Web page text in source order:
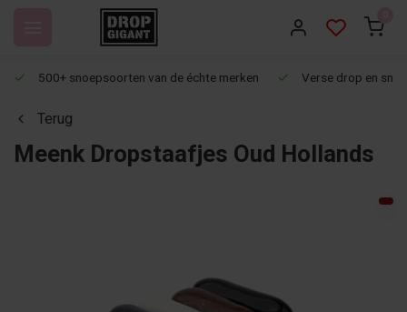
500+ snoepsoorten van de échte merken Verse drop en
Terug
Meenk Dropstaafjes Oud Hollands